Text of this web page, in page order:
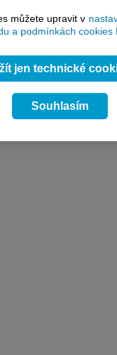
můžete upravit v
a podmínkách cookies
jen technické
Souhlasím